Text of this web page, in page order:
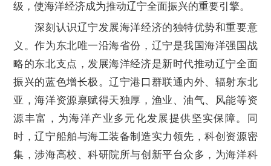
级，使海洋经济成为推动辽宁全面振兴的重要引擎。
深刻认识辽宁发展海洋经济的独特优势和重要意
义。作为东北唯一沿海省份，辽宁是我国海洋强国战
略的东北支点，发展海洋经济是新时代推动辽宁全面
振兴的蓝色增长极。辽宁港口群联通内外、辐射东北
亚，海洋资源禀赋得天独厚，渔业、油气、风能等资
源丰富，为海洋产业多元化发展提供坚实保障。同
时，辽宁船舶与海工装备制造实力领先，科创资源密
集，涉海高校、科研院所与创新平台众多，为海洋科